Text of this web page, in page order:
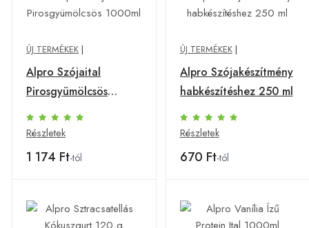
ÚJ TERMÉKEK |
Alpro Szójaital
Pirosgyümölcsös
1000ml
Részletek
1 174 Ft-tól
ÚJ TERMÉKEK|
Alpro Szójakészítmény
habkészítéshez 250 ml
Részletek
670 Ft-tól